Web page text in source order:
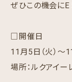
ぜひこの機会にE
□開催日
11月5日（火）～
場所：ルクアイー